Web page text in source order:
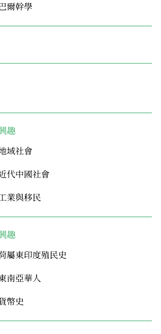
爾幹學
趣
域社會
代中國社會
業與移民
趣
屬東印度殖民史
南亞華人
幣史